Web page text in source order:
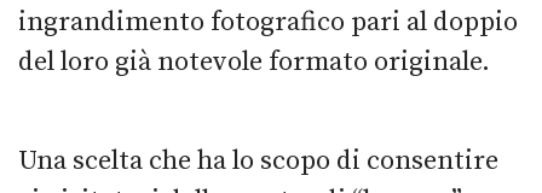
ingrandimento fotografico pari al doppio
del loro già notevole formato originale.
Una scelta che ha lo scopo di consentire